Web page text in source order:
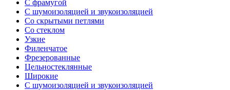
С фрамугой
С шумоизоляцией и звукоизоляцией
Со скрытыми петлями
Со стеклом
Узкие
Филенчатое
Фрезерованные
Цельностеклянные
Широкие
С шумоизоляцией и звукоизоляцией